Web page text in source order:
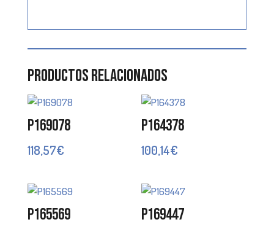
Productos relacionados
P169078
118,57€
P164378
100,14€
P165569 P169447